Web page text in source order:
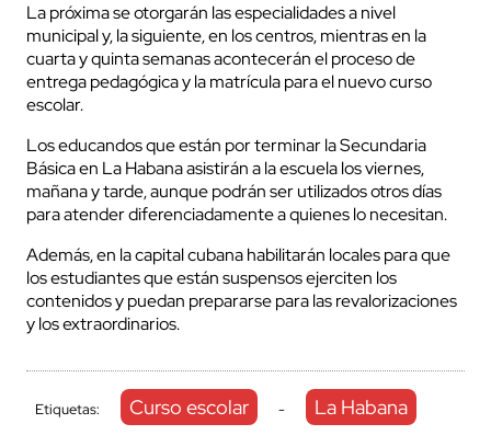
La próxima se otorgarán las especialidades a nivel
municipal y, la siguiente, en los centros, mientras en la
cuarta y quinta semanas acontecerán el proceso de
entrega pedagógica y la matrícula para el nuevo curso
escolar.
Los educandos que están por terminar la Secundaria
Básica en La Habana asistirán a la escuela los viernes,
mañana y tarde, aunque podrán ser utilizados otros días
para atender diferenciadamente a quienes lo necesitan.
Además, en la capital cubana habilitarán locales para que
los estudiantes que están suspensos ejerciten los
contenidos y puedan prepararse para las revalorizaciones
y los extraordinarios.
Etiquetas: Curso escolar - La Habana